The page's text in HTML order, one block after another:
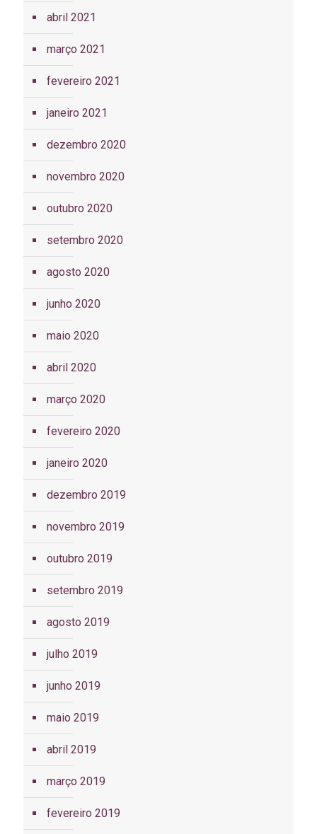
abril 2021
março 2021
fevereiro 2021
janeiro 2021
dezembro 2020
novembro 2020
outubro 2020
setembro 2020
agosto 2020
junho 2020
maio 2020
abril 2020
março 2020
fevereiro 2020
janeiro 2020
dezembro 2019
novembro 2019
outubro 2019
setembro 2019
agosto 2019
julho 2019
junho 2019
maio 2019
abril 2019
março 2019
fevereiro 2019